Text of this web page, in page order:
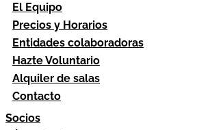
El Equipo
Precios y Horarios
Entidades colaboradoras
Hazte Voluntario
Alquiler de salas
Contacto
Socios